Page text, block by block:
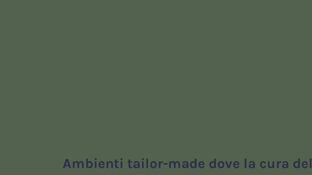
Ambienti tailor-made dove la cura del